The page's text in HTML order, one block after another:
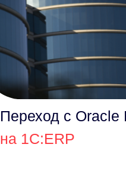
Переход с Oracle
на 1С:ERP